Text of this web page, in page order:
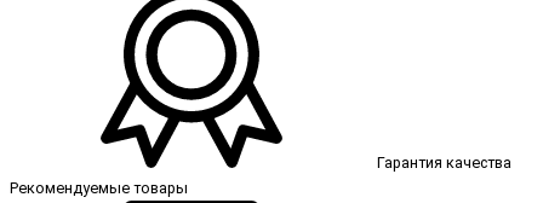
Гарантия качества
Рекомендуемые товары